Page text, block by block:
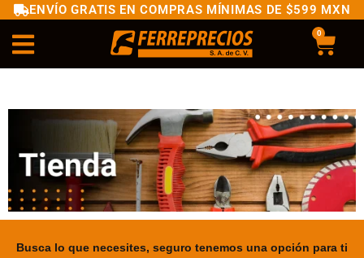
ENVÍO GRATIS EN COMPRAS MÍNIMAS DE $599 MXN
0
Busca lo que necesites, seguro tenemos una opción para ti